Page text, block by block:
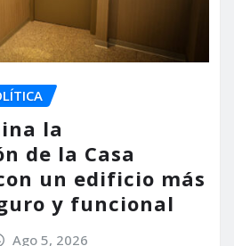
la
de la Casa
un edificio más
y funcional
Ago 5, 2026